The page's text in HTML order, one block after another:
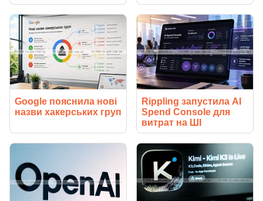
Google пояснила нові
назви хакерських груп
Rippling запустила AI
Spend Console для
витрат на ШІ